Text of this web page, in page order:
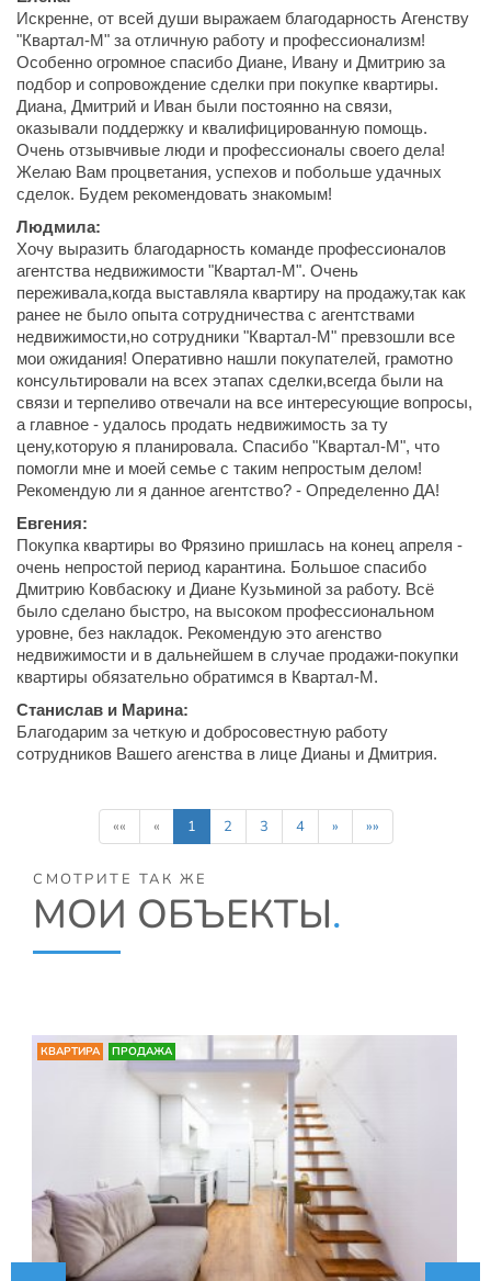
Искренне, от всей души выражаем благодарность Агенству
"Квартал-М" за отличную работу и профессионализм!
Особенно огромное спасибо Диане, Ивану и Дмитрию за
подбор и сопровождение сделки при покупке квартиры.
Диана, Дмитрий и Иван были постоянно на связи,
оказывали поддержку и квалифицированную помощь.
Очень отзывчивые люди и профессионалы своего дела!
Желаю Вам процветания, успехов и побольше удачных
сделок. Будем рекомендовать знакомым!
Людмила:
Хочу выразить благодарность команде профессионалов
агентства недвижимости "Квартал-М". Очень
переживала,когда выставляла квартиру на продажу,так как
ранее не было опыта сотрудничества с агентствами
недвижимости,но сотрудники "Квартал-М" превзошли все
мои ожидания! Оперативно нашли покупателей, грамотно
консультировали на всех этапах сделки,всегда были на
связи и терпеливо отвечали на все интересующие вопросы,
а главное - удалось продать недвижимость за ту
цену,которую я планировала. Спасибо "Квартал-М", что
помогли мне и моей семье с таким непростым делом!
Рекомендую ли я данное агентство? - Определенно ДА!
Евгения:
Покупка квартиры во Фрязино пришлась на конец апреля -
очень непростой период карантина. Большое спасибо
Дмитрию Ковбасюку и Диане Кузьминой за работу. Всё
было сделано быстро, на высоком профессиональном
уровне, без накладок. Рекомендую это агенство
недвижимости и в дальнейшем в случае продажи-покупки
квартиры обязательно обратимся в Квартал-М.
Станислав и Марина:
Благодарим за четкую и добросовестную работу
сотрудников Вашего агенства в лице Дианы и Дмитрия.
«« « 1 2 3 4 » »»
СМОТРИТЕ ТАК ЖЕ
МОИ ОБЪЕКТЫ.
КВАРТИРА ПРОДАЖА